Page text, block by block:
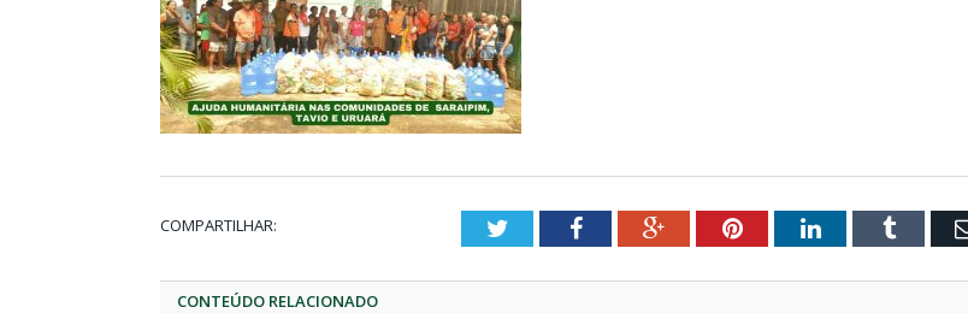
COMPARTILHAR: TwitterFacebookGoogle+PinterestLinkedInTumblr
CONTEÚDO RELACIONADO